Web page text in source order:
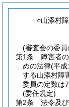
○山添村
(審査会の委員
第1条
障害者
めの法律(平成
する山添村障
委員の定数は7
(委任規定)
第2条
法令及び